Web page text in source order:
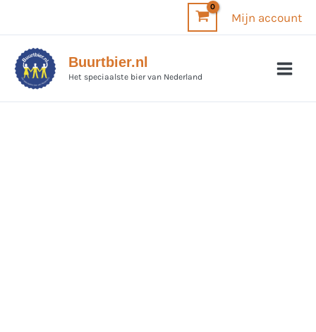
inhoud
Mijn account
Buurtbier.nl
Het speciaalste bier van Nederland